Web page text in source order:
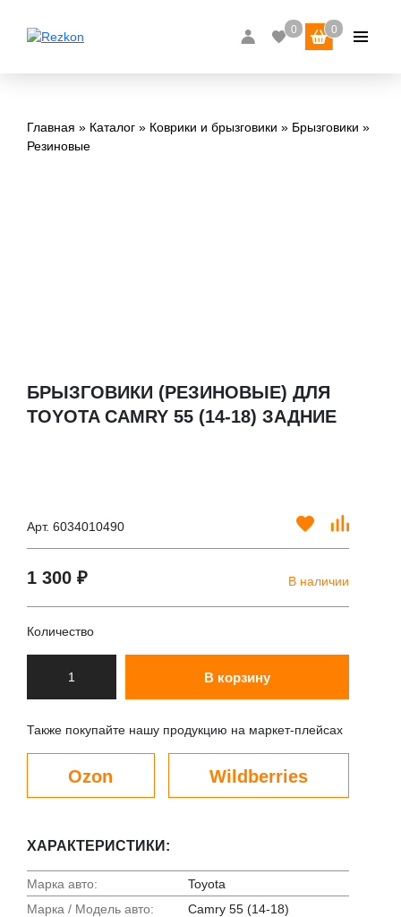
Главная Каталог Коврики и брызговики
Брызговики
Резиновые
БРЫЗГОВИКИ (РЕЗИНОВЫЕ) ДЛЯ
TOYOTA CAMRY 55 (14-18) ЗАДНИЕ
Арт. 6034010490
1 300 ₽ В наличии
Количество
В корзину
Также покупайте нашу продукцию на маркет-плейсах
Ozon Wildberries
ХАРАКТЕРИСТИКИ:
Марка авто:
Toyota
Марка / Модель авто:
Camry 55 (14-18)